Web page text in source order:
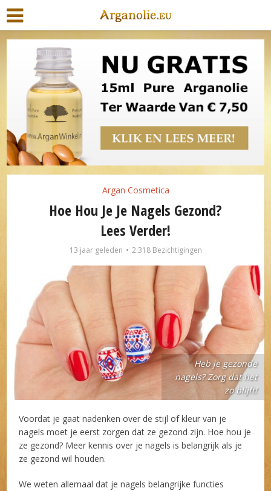
Argan Cosmetica
Hoe Hou Je Je Nagels Gezond?
Lees Verder!
13 jaar geleden 2.318 Bezichtigingen
Heb je gezonde
nagels? Zorg dat het
zo blijft!
Voordat je gaat nadenken over de stijl of kleur van je
nagels moet je eerst zorgen dat ze gezond zijn. Hoe hou je
ze gezond? Meer kennis over je nagels is belangrijk als je
ze gezond wil houden.
We weten allemaal dat je nagels belangrijke functies